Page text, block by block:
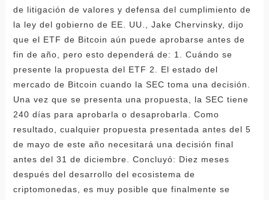
de litigación de valores y defensa del cumplimiento de
la ley del gobierno de EE. UU., Jake Chervinsky, dijo
que el ETF de Bitcoin aún puede aprobarse antes de
fin de año, pero esto dependerá de: 1. Cuándo se
presente la propuesta del ETF 2. El estado del
mercado de Bitcoin cuando la SEC toma una decisión.
Una vez que se presenta una propuesta, la SEC tiene
240 días para aprobarla o desaprobarla. Como
resultado, cualquier propuesta presentada antes del 5
de mayo de este año necesitará una decisión final
antes del 31 de diciembre. Concluyó: Diez meses
después del desarrollo del ecosistema de
criptomonedas, es muy posible que finalmente se